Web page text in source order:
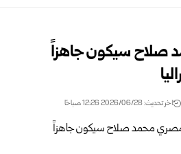
صلاح سيكون جاهزاً
اخر تحديث: 2026/06/28 12:26 صباحًا